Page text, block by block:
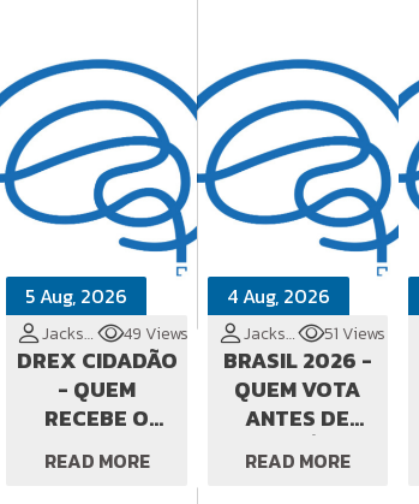
5 Aug, 2026
Jackson Cionek 49 Views
DREX CIDADÃO
- QUEM
RECEBE O
DIVIDENDO
DOS DADOS?
READ MORE
4 Aug, 2026
Jackson Cionek 51 Views
BRASIL 2026 -
QUEM VOTA
ANTES DE
VOCÊ?
READ MORE